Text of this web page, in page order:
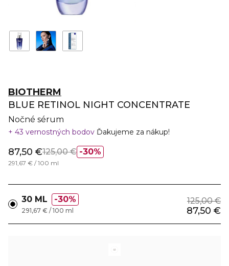
BIOTHERM
BLUE RETINOL NIGHT CONCENTRATE
Nočné sérum
43 vernostných bodov Ďakujeme za nákup!
30%
87,50 €125,00 €
291,67 € / 100 ml
30 ML 30% 125,00 €
87,50 €
291,67 € / 100 ml